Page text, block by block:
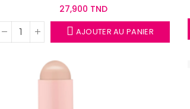
27,900 TND
AJOUTER AU PANIER